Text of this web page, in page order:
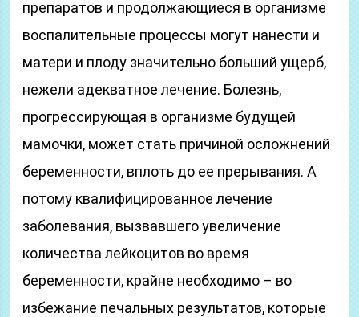
препаратов и продолжающиеся в организме
воспалительные процессы могут нанести и
матери и плоду значительно больший ущерб,
нежели адекватное лечение. Болезнь,
прогрессирующая в организме будущей
мамочки, может стать причиной осложнений
беременности, вплоть до ее прерывания. А
потому квалифицированное лечение
заболевания, вызвавшего увеличение
количества лейкоцитов во время
беременности, крайне необходимо – во
избежание печальных результатов, которые